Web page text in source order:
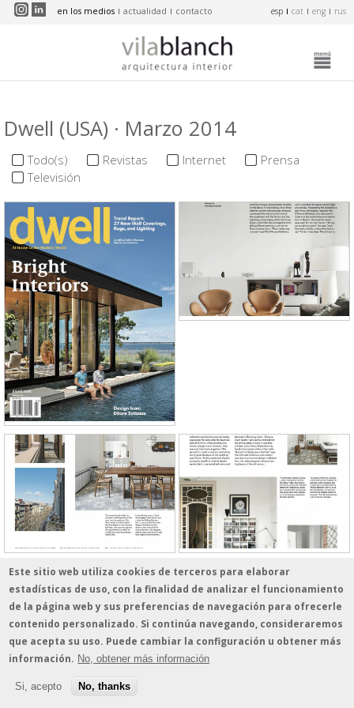
Pasar al contenido principal
en los medios actualidad contacto esp cat eng rus
Dwell (USA) · Marzo 2014
Todo(s) Revistas Internet
Prensa
Televisión
© 2026 - estudio vilablanch · Amigó 78-80, 1º B · 08021 Barcelona · Tel. 935 513
339 · estudio@vilablanch.com
Aviso legal/ Información sobre cookies/Política de protección de datos
Este sitio web utiliza cookies de terceros para elaborar
estadísticas de uso, con la finalidad de analizar el funcionamiento
de la página web y sus preferencias de navegación para ofrecerle
contenido personalizado. Si continúa navegando, consideraremos
que acepta su uso. Puede cambiar la configuración u obtener más
información. No, obtener más información
Si, acepto No, thanks